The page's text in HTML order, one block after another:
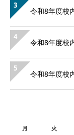
3
令和8年度校
4
令和8年度校
5
令和8年度校
月
火